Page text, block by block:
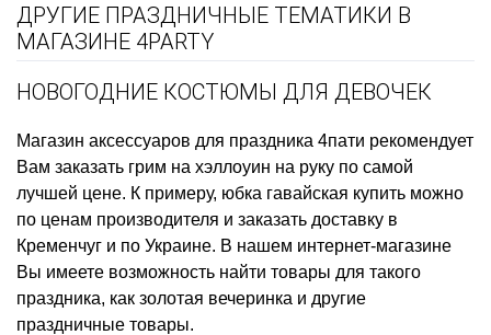
ДРУГИЕ ПРАЗДНИЧНЫЕ ТЕМАТИКИ В
МАГАЗИНЕ 4PARTY
НОВОГОДНИЕ КОСТЮМЫ ДЛЯ ДЕВОЧЕК
Магазин аксессуаров для праздника 4пати рекомендует
Вам заказать грим на хэллоуин на руку по самой
лучшей цене. К примеру, юбка гавайская купить можно
по ценам производителя и заказать доставку в
Кременчуг и по Украине. В нашем интернет-магазине
Вы имеете возможность найти товары для такого
праздника, как золотая вечеринка и другие
праздничные товары.